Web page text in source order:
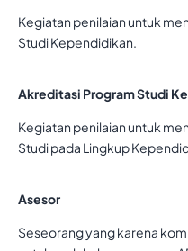
Kegiatan penilaian untuk
Studi Kependidikan.
Akreditasi Program Studi
Kegiatan penilaian untuk
Studi pada Lingkup
Asesor
Seseorang yang karena